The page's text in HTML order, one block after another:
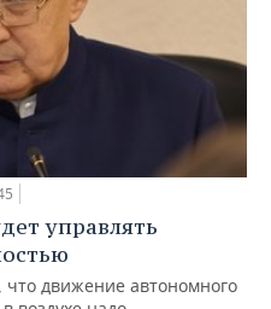
управлять
движение автономного